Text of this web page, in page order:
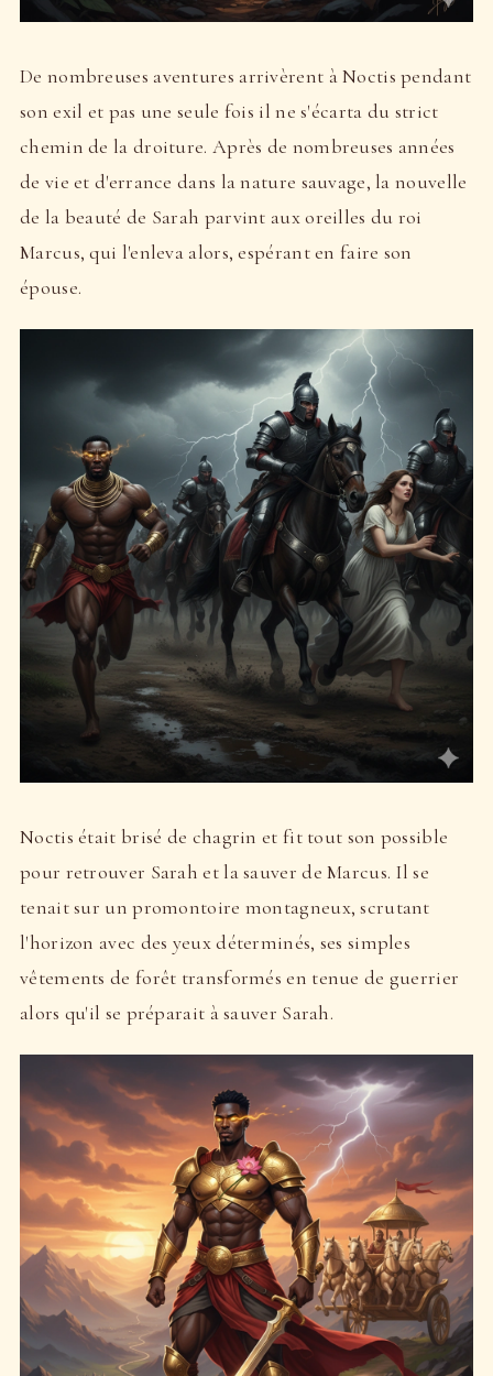
De nombreuses aventures arrivèrent à Noctis pendant
son exil et pas une seule fois il ne s'écarta du strict
chemin de la droiture. Après de nombreuses années
de vie et d'errance dans la nature sauvage, la nouvelle
de la beauté de Sarah parvint aux oreilles du roi
Marcus, qui l'enleva alors, espérant en faire son
épouse.
Noctis était brisé de chagrin et fit tout son possible
pour retrouver Sarah et la sauver de Marcus. Il se
tenait sur un promontoire montagneux, scrutant
l'horizon avec des yeux déterminés, ses simples
vêtements de forêt transformés en tenue de guerrier
alors qu'il se préparait à sauver Sarah.